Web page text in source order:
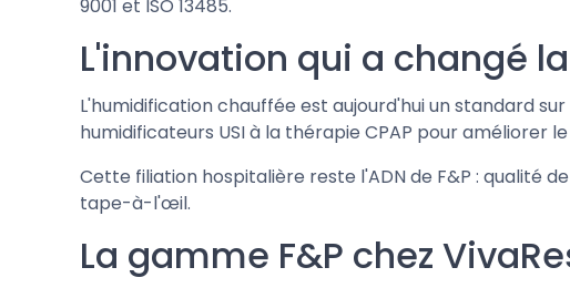
9001 et ISO 13485.
L'innovation qui a changé
L'humidification chauffée est aujourd'hui un standard
humidificateurs USI à la thérapie CPAP pour
Cette filiation hospitalière reste l'ADN de F&P : qualité
tape-à-l'œil.
La gamme F&P chez